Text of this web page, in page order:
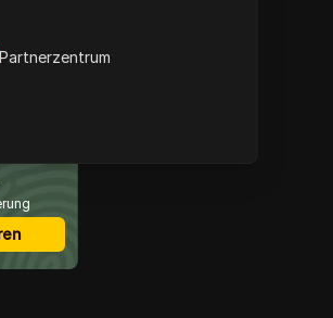
Partnerzentrum